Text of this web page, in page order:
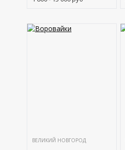
ВЕЛИКИЙ НОВГОРОД